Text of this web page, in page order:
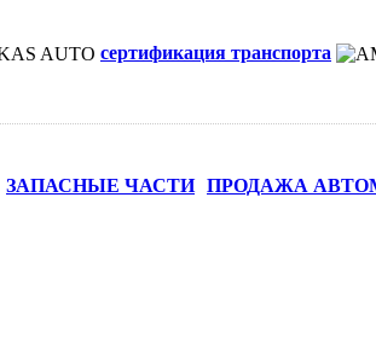
сертификация транспорта
ЗАПАСНЫЕ ЧАСТИ ПРОДАЖА